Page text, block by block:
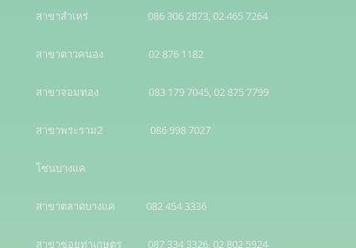
สาขาสำเหร่                         086 306 2873, 02 465 7264
สาขาดาวคนอง                   02 876 1182
สาขาจอมทอง                     083 179 7045, 02 875 7799
สาขาพระราม2                    086 998 7027
โซนบางแค
สาขาตลาดบางแค             082 454 3336
สาขาซอยท่าเกษตร           087 334 3326, 02 802 5924